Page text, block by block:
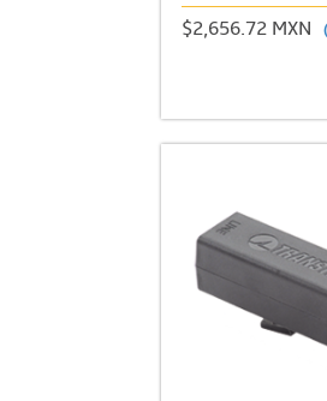
$2,656.72 MXN